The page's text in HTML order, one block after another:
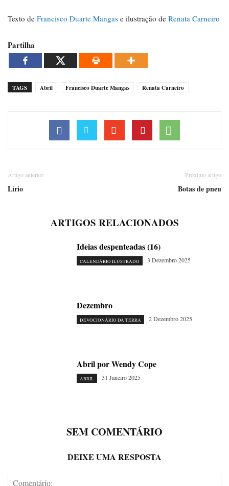
Texto de Francisco Duarte Mangas e ilustração de Renata Carneiro
Partilha
TAGS Abril Francisco Duarte Mangas Renata Carneiro
Artigo anterior
Lírio
Próximo artigo
Botas de pneu
ARTIGOS RELACIONADOS
Ideias despenteadas (16)
CALENDÁRIO ILUSTRADO 3 Dezembro 2025
Dezembro
DEVOCIONÁRIO DA TERRA 2 Dezembro 2025
Abril por Wendy Cope
ABRIL 31 Janeiro 2025
SEM COMENTÁRIO
DEIXE UMA RESPOSTA